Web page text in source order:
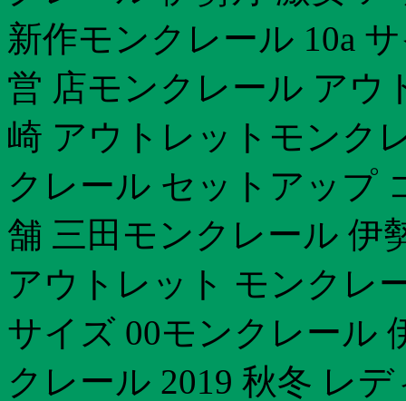
新作モンクレール 10a
営 店モンクレール アウ
崎 アウトレットモンク
クレール セットアップ
舗 三田モンクレール 伊
アウトレット モンクレ
サイズ 00モンクレール
クレール 2019 秋冬 レ